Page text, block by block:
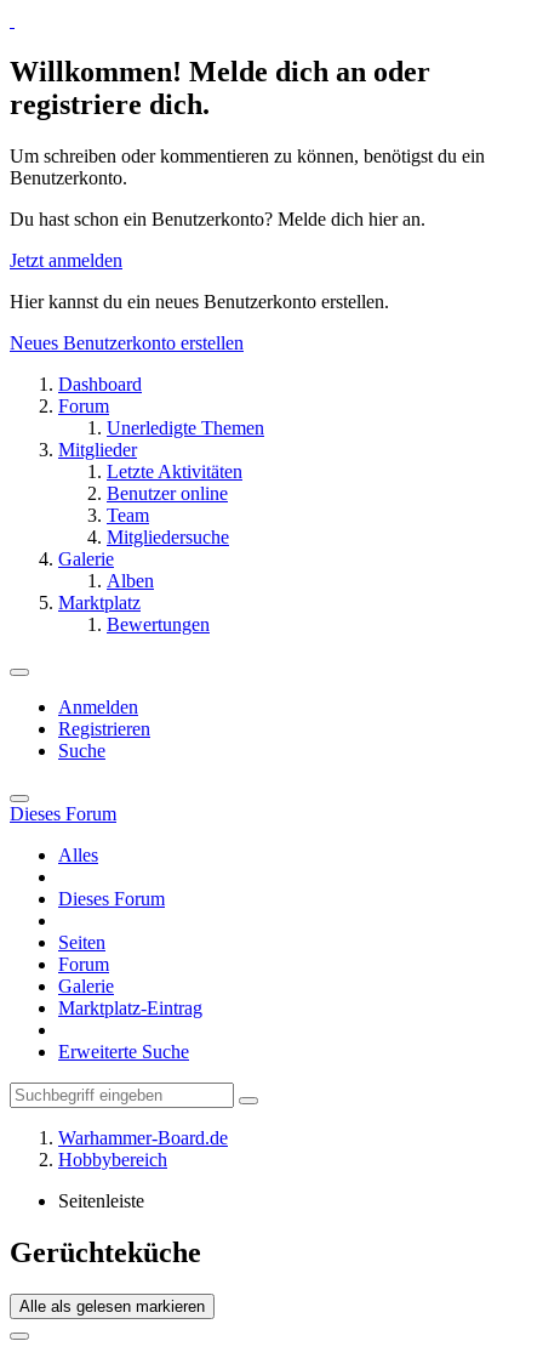
Willkommen! Melde dich an oder
registriere dich.
Um schreiben oder kommentieren zu können, benötigst du ein
Benutzerkonto.
Du hast schon ein Benutzerkonto? Melde dich hier an.
Jetzt anmelden
Hier kannst du ein neues Benutzerkonto erstellen.
Neues Benutzerkonto erstellen
Dashboard
Forum
Unerledigte Themen
Mitglieder
Letzte Aktivitäten
Benutzer online
Team
Mitgliedersuche
Galerie
Alben
Marktplatz
Bewertungen
Anmelden
Registrieren
Suche
Dieses Forum
Alles
Dieses Forum
Seiten
Forum
Galerie
Marktplatz-Eintrag
Erweiterte Suche
Warhammer-Board.de
Hobbybereich
Seitenleiste
Gerüchteküche
Alle als gelesen markieren